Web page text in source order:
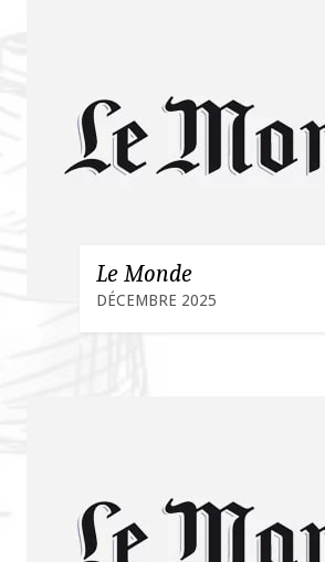
Le Monde
DÉCEMBRE 2025